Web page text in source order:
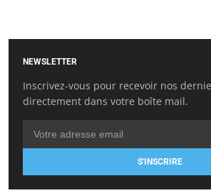
NEWSLETTER
Inscrivez-vous pour recevoir nos
directement dans votre boîte mail.
S'INSCRIRE